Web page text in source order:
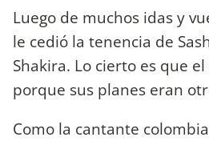
Luego de muchos idas y
le cedió la tenencia de
Shakira. Lo cierto es que
porque sus planes eran
Como la cantante